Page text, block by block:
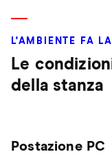
L'AMBIENTE FA
Le
della stanza
Postazione PC